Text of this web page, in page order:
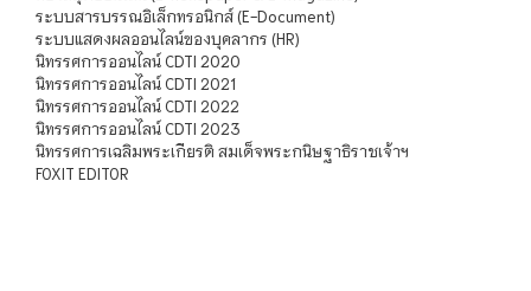
ระบบสารบรรณอิเล็กทรอนิกส์ (E-Document)
ระบบแสดงผลออนไลน์ของบุคลากร (HR)
นิทรรศการออนไลน์ CDTI 2020
นิทรรศการออนไลน์ CDTI 2021
นิทรรศการออนไลน์ CDTI 2022
นิทรรศการออนไลน์ CDTI 2023
นิทรรศการเฉลิมพระเกียรติ สมเด็จพระกนิษฐาธิราชเจ้าฯ
FOXIT EDITOR